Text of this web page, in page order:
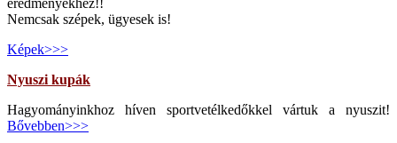
Nemcsak szépek, ügyesek is!
Képek>>>
Nyuszi kupák
Hagyományinkhoz híven sportvetélkedőkkel vártuk a nyuszit!
Bővebben>>>